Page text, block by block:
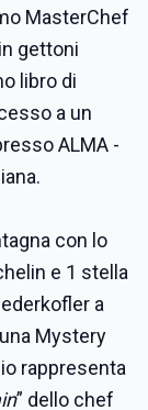
MasterChef
gettoni
libro di
a un
ALMA -
con lo
e 1 stella
a
Mystery
rappresenta
” dello chef